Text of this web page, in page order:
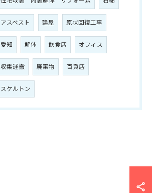
アスベスト 建屋 原状回復工事
愛知 解体 飲食店 オフィス
収集運搬 廃棄物 百貨店
スケルトン